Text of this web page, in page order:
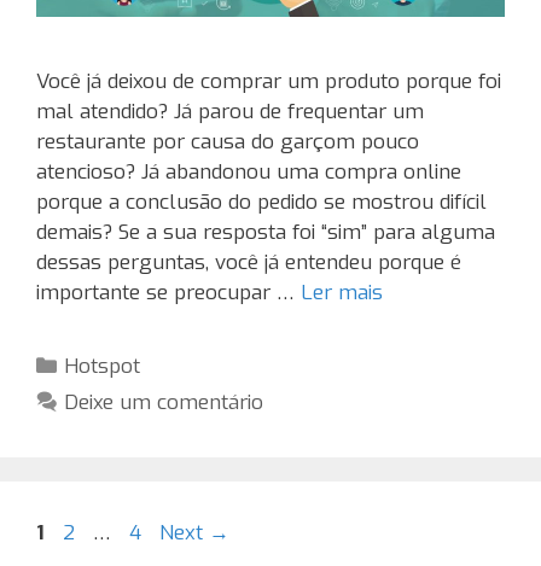
Você já deixou de comprar um produto porque foi
mal atendido? Já parou de frequentar um
restaurante por causa do garçom pouco
atencioso? Já abandonou uma compra online
porque a conclusão do pedido se mostrou difícil
demais? Se a sua resposta foi “sim” para alguma
dessas perguntas, você já entendeu porque é
importante se preocupar … Ler mais
Categorias
Hotspot
Deixe um comentário
Page
1 Page
2 … Page
4 Next →